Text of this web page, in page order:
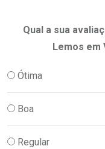
Qual a sua
Lemos em
Ótima
Boa
Regular